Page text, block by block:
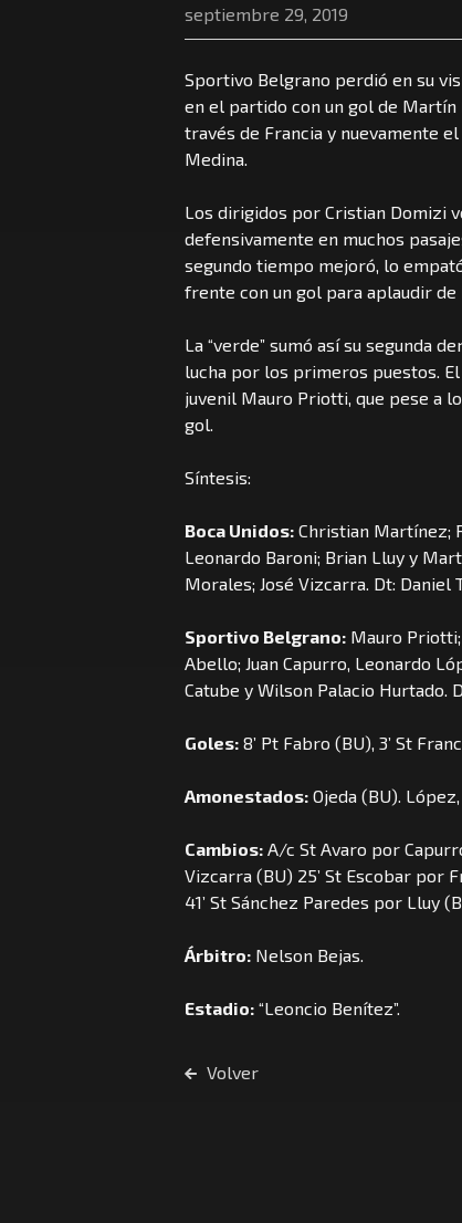
septiembre 29, 2019
Sportivo Belgrano perdió en su
en el partido con un gol de Martín
través de Francia y nuevamente
Medina.
Los dirigidos por Cristian Domizi
defensivamente en muchos
segundo tiempo mejoró, lo
frente con un gol para aplaudir de
La “verde” sumó así su segunda
lucha por los primeros puestos.
juvenil Mauro Priotti, que pese a
gol.
Síntesis:
Boca Unidos: Christian Martínez;
Leonardo Baroni; Brian Lluy y
Morales; José Vizcarra. Dt: Daniel
Sportivo Belgrano: Mauro
Abello; Juan Capurro, Leonardo
Catube y Wilson Palacio Hurtado.
Goles: 8’ Pt Fabro (BU), 3’ St
Amonestados: Ojeda (BU).
Cambios: A/c St Avaro por
Vizcarra (BU) 25’ St Escobar por
41’ St Sánchez Paredes por Lluy
Árbitro: Nelson Bejas.
Estadio: “Leoncio Benítez”.
Volver